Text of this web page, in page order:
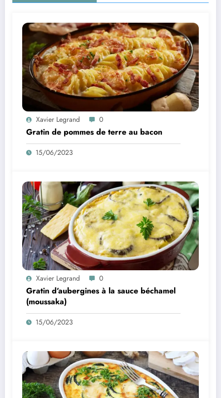
Xavier Legrand 0
Gratin de pommes de terre au bacon
15/06/2023
Xavier Legrand 0
Gratin d’aubergines à la sauce béchamel
(moussaka)
15/06/2023